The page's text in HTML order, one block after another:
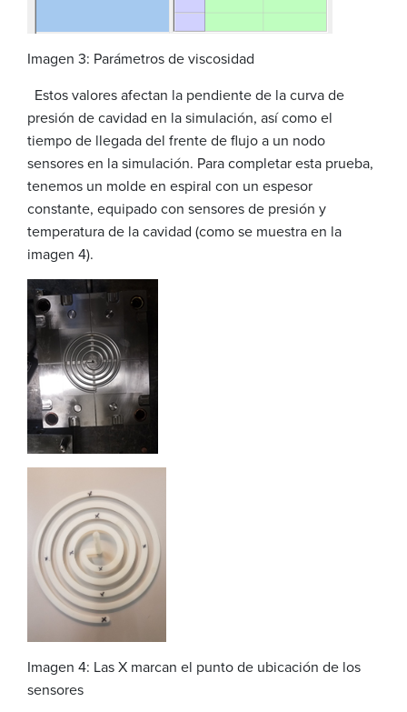
Imagen 3: Parámetros de viscosidad
Estos valores afectan la pendiente de la curva de
presión de cavidad en la simulación, así como el
tiempo de llegada del frente de flujo a un nodo
sensores en la simulación. Para completar esta prueba,
tenemos un molde en espiral con un espesor
constante, equipado con sensores de presión y
temperatura de la cavidad (como se muestra en la
imagen 4).
Imagen 4: Las X marcan el punto de ubicación de los
sensores